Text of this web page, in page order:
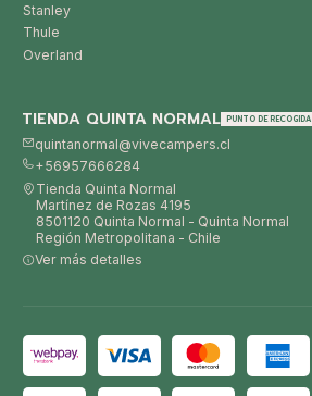
Stanley
Thule
Overland
TIENDA QUINTA NORMAL PUNTO DE RECOGIDA
quintanormal@vivecampers.cl
+56957666284
Tienda Quinta Normal
Martínez de Rozas 4195
8501120 Quinta Normal - Quinta Normal
Región Metropolitana - Chile
Ver más detalles